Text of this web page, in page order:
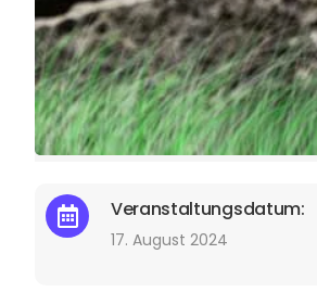
Veranstaltungsdatum:
17. August 2024